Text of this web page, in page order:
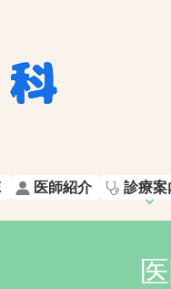
医師紹介 診療案